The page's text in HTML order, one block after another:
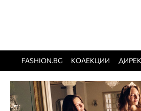
FASHION.BG КОЛЕКЦИИ